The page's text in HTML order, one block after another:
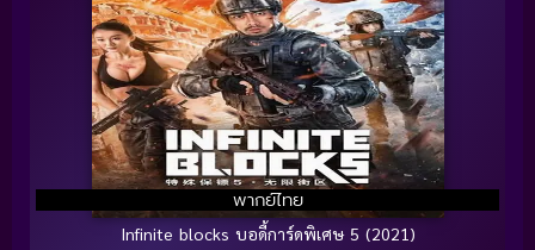
พากย์ไทย
Infinite blocks บอดี้การ์ดพิเศษ 5 (2021)